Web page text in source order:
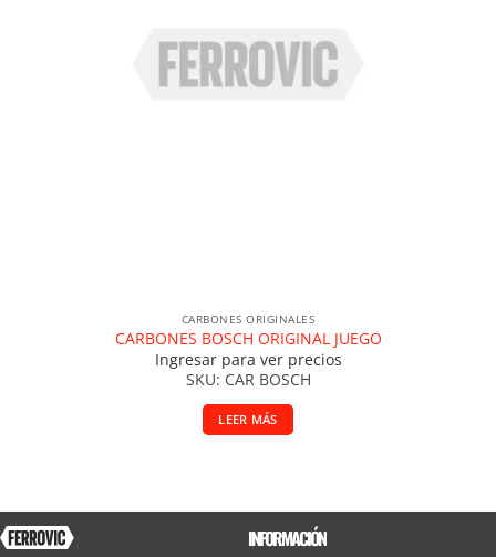
CARBONES ORIGINALES
CARBONES BOSCH ORIGINAL JUEGO
Ingresar para ver precios
SKU: CAR BOSCH
LEER MÁS
INFORMACIÓN